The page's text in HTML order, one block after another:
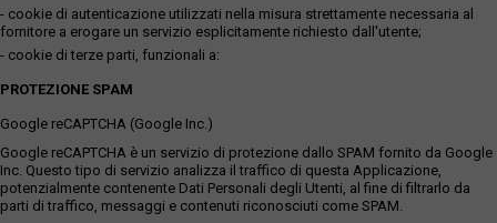
- cookie di autenticazione utilizzati nella misura strettamente necessaria al
fornitore a erogare un servizio esplicitamente richiesto dall'utente;
- cookie di terze parti, funzionali a:
PROTEZIONE SPAM
Google reCAPTCHA (Google Inc.)
Google reCAPTCHA è un servizio di protezione dallo SPAM fornito da Google
Inc. Questo tipo di servizio analizza il traffico di questa Applicazione,
potenzialmente contenente Dati Personali degli Utenti, al fine di filtrarlo da
parti di traffico, messaggi e contenuti riconosciuti come SPAM.